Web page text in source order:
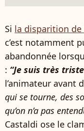
Si la disparition de
c’est notamment
abandonnée
: “Je suis très
l’animateur avant
qui se tourne, des
qu’on n’a pas
Castaldi ose le